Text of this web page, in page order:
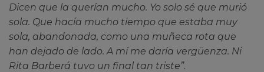
Dicen que la querían mucho. Yo solo sé que murió
sola. Que hacía mucho tiempo que estaba muy
sola, abandonada, como una muñeca rota que
han dejado de lado. A mí me daría vergüenza. Ni
Rita Barberá tuvo un final tan triste”.